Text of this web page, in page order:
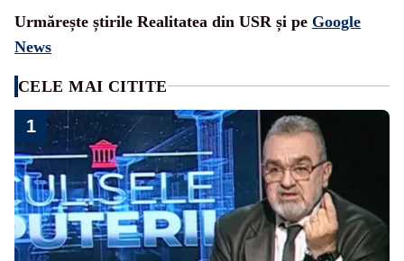
Urmărește știrile Realitatea din USR și pe Google
News
CELE MAI CITITE
1